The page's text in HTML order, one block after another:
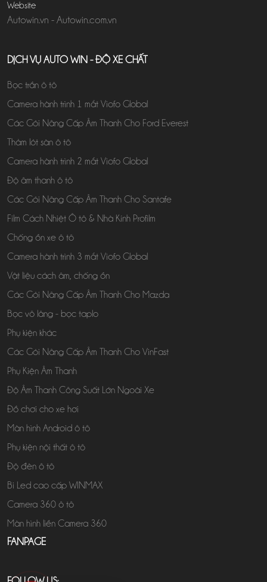
Website
Autowin.vn - Autowin.com.vn
DỊCH VỤ AUTO WIN - ĐỘ XE CHẤT
Bọc trần ô tô
Camera hành trình 1 mắt Viofo Global
Các Gói Nâng Cấp Âm Thanh Cho Ford Everest
Thảm lót sàn ô tô
Camera hành trình 2 mắt Viofo Global
Độ âm thanh ô tô
Các Gói Nâng Cấp Âm Thanh Cho Santafe
Film Cách Nhiệt Ô tô & Nhà Kính Profilm
Chống ồn xe ô tô
Camera hành trình 3 mắt Viofo Global
Vật liệu cách âm, chống ồn
Các Gói Nâng Cấp Âm Thanh Cho Mazda
Bọc vô lăng - bọc taplo
Phụ kiện khác
Các Gói Nâng Cấp Âm Thanh Cho VinFast
Phụ Kiện Âm Thanh
Độ Âm Thanh Công Suất Lớn Ngoài Xe
Đồ chơi cho xe hơi
Màn hình Android ô tô
Phụ kiện nội thất ô tô
Độ đèn ô tô
Bi Led cao cấp WINMAX
Camera 360 ô tô
Màn hình liền Camera 360
FANPAGE